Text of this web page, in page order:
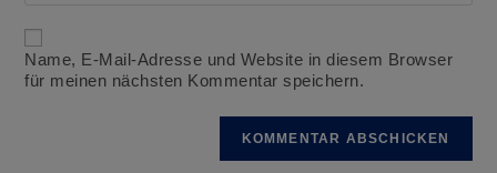
ein
URL
ein
(optional)
Name, E-Mail-Adresse und Website in diesem Browser
für meinen nächsten Kommentar speichern.